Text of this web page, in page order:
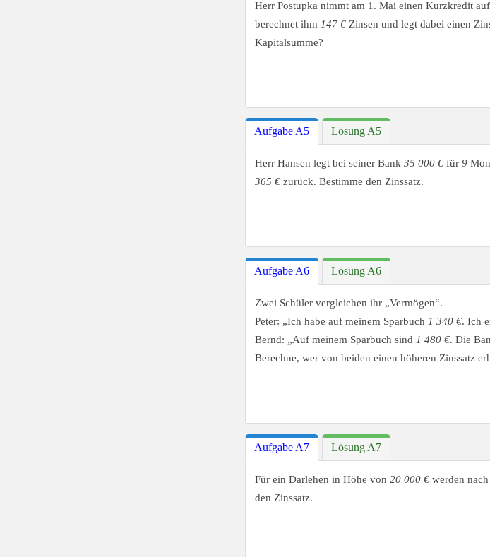
Herr Postupka nimmt am 1. Mai einen Kurzkredit
berechnet ihm 147 € Zinsen und legt dabei einen
Kapitalsumme?
Aufgabe A5 Lösung A5
Herr Hansen legt bei seiner Bank 35 000 € für 9
365 € zurück. Bestimme den Zinssatz.
Aufgabe A6 Lösung A6
Zwei Schüler vergleichen ihr „Vermögen“.
Peter: „Ich habe auf meinem Sparbuch 1 340 €. Ich
Bernd: „Auf meinem Sparbuch sind 1 480 €. Die
Berechne, wer von beiden einen höheren Zinssatz
Aufgabe A7 Lösung A7
Für ein Darlehen in Höhe von 20 000 € werden nach
den Zinssatz.